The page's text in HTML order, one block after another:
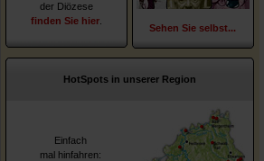
der Diözese
finden Sie hier
Sehen Sie selbst...
HotSpots in unserer Region
Einfach
mal hinfahren: